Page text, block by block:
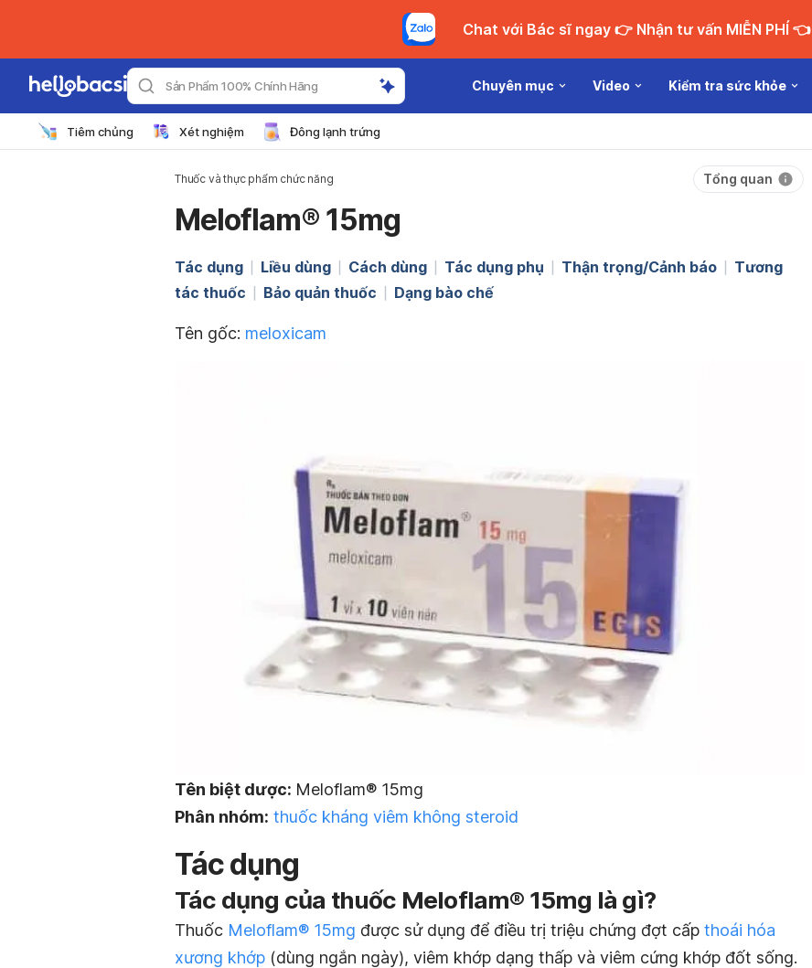
Chat với Bác sĩ ngay 👉 Nhận tư vấn MIỄN PHÍ 👈
Sản Phẩm 100% Chính Hãng Chuyên mục Video Kiểm tra sức khỏe
Tiêm chủng Xét nghiệm Đông lạnh trứng
Thuốc và thực phẩm chức năng Tổng quan
Meloflam® 15mg
Tác dụng Liều dùng Cách dùng Tác dụng phụ Thận trọng/Cảnh báo
Tương
tác thuốc
Bảo quản thuốc Dạng bào chế
Tên gốc: meloxicam
Tên biệt dược: Meloflam® 15mg
Phân nhóm: thuốc kháng viêm không steroid
Tác dụng
Tác dụng của thuốc Meloflam® 15mg là gì?
Thuốc Meloflam® 15mg được sử dụng để điều trị triệu chứng đợt cấp thoái hóa
xương khớp (dùng ngắn ngày), viêm khớp dạng thấp và viêm cứng khớp đốt sống.